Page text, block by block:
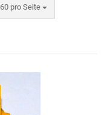
60 pro Seite